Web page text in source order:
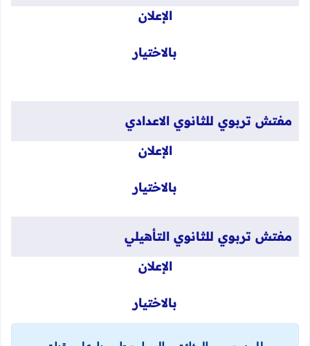
الإعلان
بالاختيار
​مفتش تربوي للثانوي الاعدادي
​الإعلان
بالاختيار
​مفتش تربوي للثانوي التأهيلي
​الإعلان
بالاختيار